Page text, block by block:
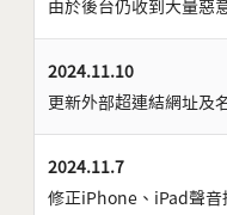
由於後台仍收到大量惡
2024.11.10
更新外部超連結網址及
2024.11.7
修正iPhone、iPad聲音